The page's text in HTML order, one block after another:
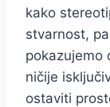
kako
stvarnost,
pokazujemo
ničije
ostaviti